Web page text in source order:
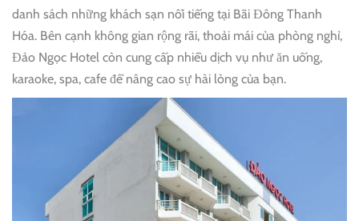
danh sách những khách sạn nổi tiếng tại Bãi Đông Thanh
Hóa. Bên cạnh không gian rộng rãi, thoải mái của phòng nghỉ,
Đảo Ngọc Hotel còn cung cấp nhiều dịch vụ như ăn uống,
karaoke, spa, cafe để nâng cao sự hài lòng của bạn.